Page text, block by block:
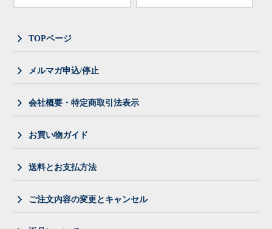
TOPページ
メルマガ申込/停止
会社概要・特定商取引法表示
お買い物ガイド
送料とお支払方法
ご注文内容の変更とキャンセル